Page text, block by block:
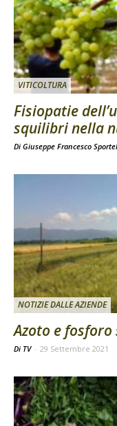
VITICOLTURA
Fisiopatie
squilibri nella
Di Giuseppe Francesco
NOTIZIE DALLE AZIENDE
Azoto e
Di TV - 29 Settembre 2021